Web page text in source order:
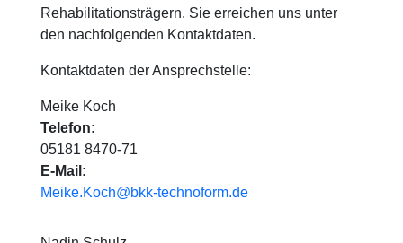
Rehabilitationsträgern. Sie erreichen uns unter
den nachfolgenden Kontaktdaten.
Kontaktdaten der Ansprechstelle:
Meike Koch
Telefon:
05181 8470-71
E-Mail:
Meike.Koch@bkk-technoform.de